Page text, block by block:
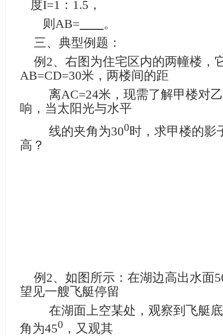
度I=1 ： 1.5 ，
则 AB=
。
三、典型例题：
例 2、右图为住宅区内的两幢楼，
AB=CD=30米 ，两楼间的距
离AC=24米 ，现需了解甲楼对
响，当太阳光与水平
线的夹角为300时，求甲楼的影
高？
例 2、如图所示：在湖边高出水面
望见一艘飞艇停留
在湖面上空某处，观察到飞艇
角为450 ，又观其